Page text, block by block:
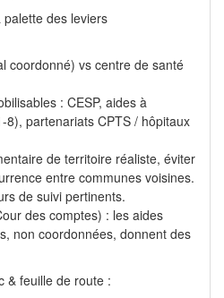
des leviers
coordonné) vs centre de santé
: CESP, aides à
8), partenariats CPTS / hôpitaux
de territoire réaliste, éviter
entre communes voisines.
de suivi pertinents.
des comptes) : les aides
non coordonnées, donnent des
& feuille de route :